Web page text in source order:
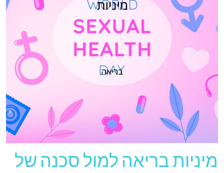
מיניות בריאה למול סכנה של